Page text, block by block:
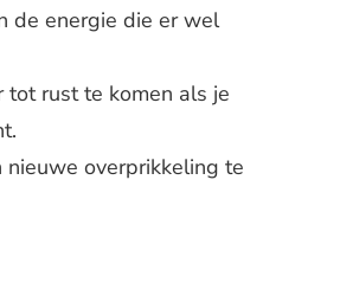
de energie die er wel
rust te komen als je
nieuwe overprikkeling te